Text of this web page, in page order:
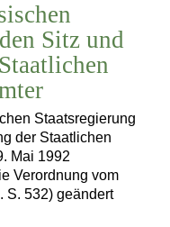
Sitz und
Staatsregierung
der Staatlichen
Mai 1992
Verordnung vom
S. 532) geändert